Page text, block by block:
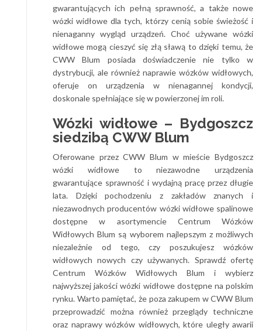
gwarantujących ich pełną sprawność, a także nowe
wózki widłowe dla tych, którzy cenią sobie świeżość i
nienaganny wygląd urządzeń. Choć używane wózki
widłowe mogą cieszyć się złą sławą to dzięki temu, że
CWW Blum posiada doświadczenie nie tylko w
dystrybucji, ale również naprawie wózków widłowych,
oferuje on urządzenia w nienagannej kondycji,
doskonale spełniające się w powierzonej im roli.
Wózki widłowe – Bydgoszcz
siedzibą CWW Blum
Oferowane przez CWW Blum w mieście Bydgoszcz
wózki widłowe to niezawodne urządzenia
gwarantujące sprawność i wydajną pracę przez długie
lata. Dzięki pochodzeniu z zakładów znanych i
niezawodnych producentów wózki widłowe spalinowe
dostępne w asortymencie Centrum Wózków
Widłowych Blum są wyborem najlepszym z możliwych
niezależnie od tego, czy poszukujesz wózków
widłowych nowych czy używanych. Sprawdź ofertę
Centrum Wózków Widłowych Blum i wybierz
najwyższej jakości wózki widłowe dostępne na polskim
rynku. Warto pamiętać, że poza zakupem w CWW Blum
przeprowadzić można również przeglądy techniczne
oraz naprawy wózków widłowych, które uległy awarii